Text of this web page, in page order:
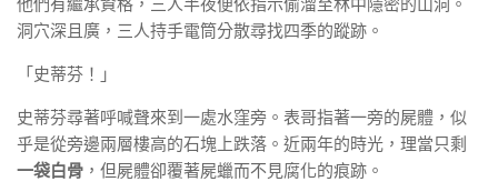
他們有繼承資格，三人半夜便依指示偷溜至林中隱密的山洞。
洞穴深且廣，三人持手電筒分散尋找四季的蹤跡。
「史蒂芬！」
史蒂芬尋著呼喊聲來到一處水窪旁。表哥指著一旁的屍體，似
乎是從旁邊兩層樓高的石塊上跌落。近兩年的時光，理當只剩
一袋白骨 ，但屍體卻覆著屍蠟而不見腐化的痕跡。